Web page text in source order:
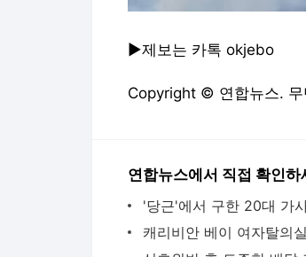
▶제보는 카톡 okjebo
Copyright © 연합뉴스. 무
연합뉴스에서 직접 확인하